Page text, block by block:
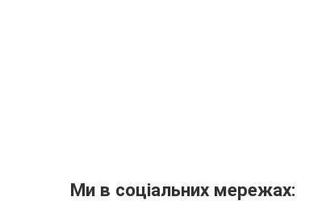
Ми в соціальних мережах: